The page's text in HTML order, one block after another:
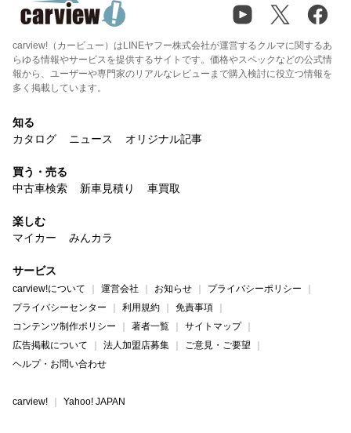
carview!（カービュー）はLINEヤフー株式会社が運営するクルマに関するあ
らゆる情報やサービスを提供するサイトです。価格やスペックなどの公式情
報から、ユーザーや専門家のリアルなレビューまで購入検討に役立つ情報を
多く掲載しています。
知る
カタログ
ニュース オリジナル記事
買う・売る
中古車検索
新車見積り 車買取
楽しむ
マイカー
みんカラ
サービス
carview!について 運営会社 お知らせ
プライバシーポリシー
プライバシーセンター
利用規約
免責事項
コンテンツ制作ポリシー
著者一覧
サイトマップ
広告掲載について
法人加盟店募集
ご意見・ご要望
ヘルプ・お問い合わせ
carview! Yahoo! JAPAN